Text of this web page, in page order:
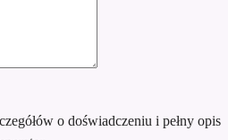
o doświadczeniu i pełny opis